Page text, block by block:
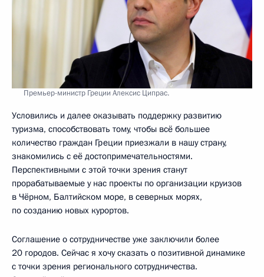
Премьер-министр Греции Алексис Ципрас.
Условились и далее оказывать поддержку развитию
туризма, способствовать тому, чтобы всё большее
количество граждан Греции приезжали в нашу страну,
знакомились с её достопримечательностями.
Перспективными с этой точки зрения станут
прорабатываемые у нас проекты по организации круизов
в Чёрном, Балтийском море, в северных морях,
по созданию новых курортов.
Соглашение о сотрудничестве уже заключили более
20 городов. Сейчас я хочу сказать о позитивной динамике
с точки зрения регионального сотрудничества.